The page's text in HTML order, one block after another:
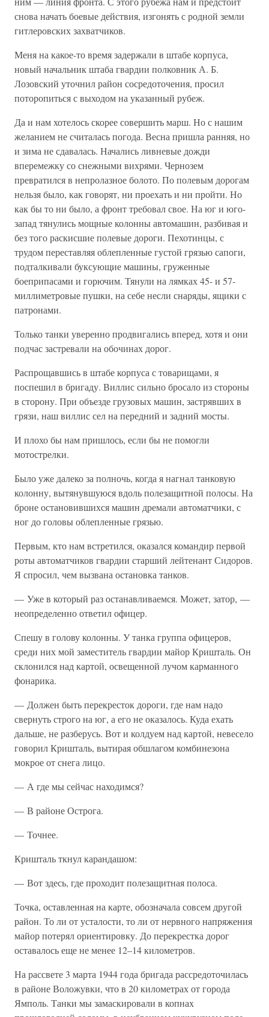
снова начать боевые действия, изгонять с родной земли
гитлеровских захватчиков.
Меня на какое-то время задержали в штабе корпуса,
новый начальник штаба гвардии полковник А. Б.
Лозовский уточнил район сосредоточения, просил
поторопиться с выходом на указанный рубеж.
Да и нам хотелось скорее совершить марш. Но с нашим
желанием не считалась погода. Весна пришла ранняя, но
и зима не сдавалась. Начались ливневые дожди
вперемежку со снежными вихрями. Чернозем
превратился в непролазное болото. По полевым дорогам
нельзя было, как говорят, ни проехать и ни пройти. Но
как бы то ни было, а фронт требовал свое. На юг и юго-
запад тянулись мощные колонны автомашин, разбивая и
без того раскисшие полевые дороги. Пехотинцы, с
трудом переставляя облепленные густой грязью сапоги,
подталкивали буксующие машины, груженные
боеприпасами и горючим. Тянули на лямках 45- и 57-
миллиметровые пушки, на себе несли снаряды, ящики с
патронами.
Только танки уверенно продвигались вперед, хотя и они
подчас застревали на обочинах дорог.
Распрощавшись в штабе корпуса с товарищами, я
поспешил в бригаду. Виллис сильно бросало из стороны
в сторону. При объезде грузовых машин, застрявших в
грязи, наш виллис сел на передний и задний мосты.
И плохо бы нам пришлось, если бы не помогли
мотострелки.
Было уже далеко за полночь, когда я нагнал танковую
колонну, вытянувшуюся вдоль полезащитной полосы. На
броне остановившихся машин дремали автоматчики, с
ног до головы облепленные грязью.
Первым, кто нам встретился, оказался командир первой
роты автоматчиков гвардии старший лейтенант Сидоров.
Я спросил, чем вызвана остановка танков.
— Уже в который раз останавливаемся. Может, затор, —
неопределенно ответил офицер.
Спешу в голову колонны. У танка группа офицеров,
среди них мой заместитель гвардии майор Кришталь. Он
склонился над картой, освещенной лучом карманного
фонарика.
— Должен быть перекресток дороги, где нам надо
свернуть строго на юг, а его не оказалось. Куда ехать
дальше, не разберусь. Вот и колдуем над картой, невесело
говорил Кришталь, вытирая обшлагом комбинезона
мокрое от снега лицо.
— А где мы сейчас находимся?
— В районе Острога.
— Точнее.
Кришталь ткнул карандашом:
— Вот здесь, где проходит полезащитная полоса.
Точка, оставленная на карте, обозначала совсем другой
район. То ли от усталости, то ли от нервного напряжения
майор потерял ориентировку. До перекрестка дорог
оставалось еще не менее 12–14 километров.
На рассвете 3 марта 1944 года бригада рассредоточилась
в районе Воложувки, что в 20 километрах от города
Ямполь. Танки мы замаскировали в копнах